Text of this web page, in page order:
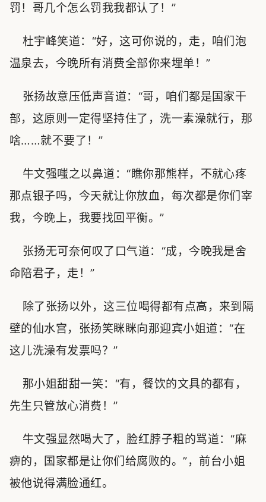
罚！哥几个怎么罚我我都认了！”
杜宇峰笑道：“好，这可你说的，走，咱们泡
温泉去，今晚所有消费全部你来埋单！”
张扬故意压低声音道：“哥，咱们都是国家干
部，这原则一定得坚持住了，洗一素澡就行，那
啥……就不要了！”
牛文强嗤之以鼻道：“瞧你那熊样，不就心疼
那点银子吗，今天就让你放血，每次都是你们宰
我，今晚上，我要找回平衡。”
张扬无可奈何叹了口气道：“成，今晚我是舍
命陪君子，走！”
除了张扬以外，这三位喝得都有点高，来到隔
壁的仙水宫，张扬笑眯眯向那迎宾小姐道：“在
这儿洗澡有发票吗？”
那小姐甜甜一笑：“有，餐饮的文具的都有，
先生只管放心消费！”
牛文强显然喝大了，脸红脖子粗的骂道：“麻
痹的，国家都是让你们给腐败的。”，前台小姐
被他说得满脸通红。